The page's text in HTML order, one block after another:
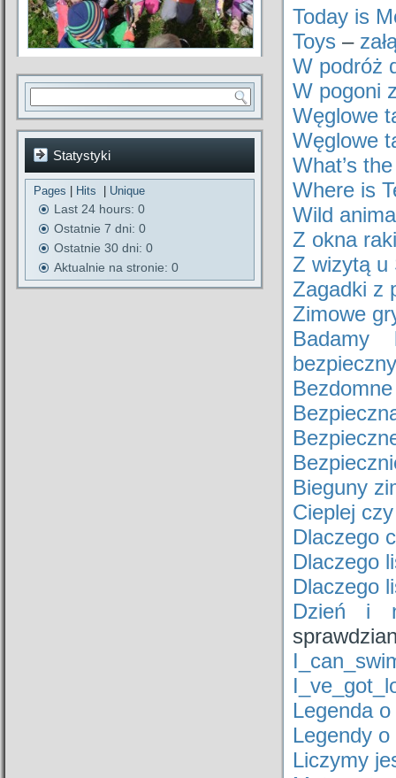
Statystyki
Pages Hits Unique
Last 24 hours: 0
Ostatnie 7 dni: 0
Ostatnie 30 dni: 0
Aktualnie na stronie: 0
Today is
Toys –
W podróż
W pogoni
Węglowe
Węglowe
What’s
Where is
Wild
Z okna
Z wizytą u
Zagadki z
Zimowe
Badamy
Bieguny
Cieplej
Dlaczego
Dlaczego
Dlaczego
Dzień i
Legenda
Legendy
Liczymy